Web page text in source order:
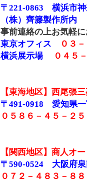
〒221-0863 横浜市神
（株）齊籐製作所内
事前連絡の上お気軽
東京オフィス
０３
横浜展示場
０４５
【東海地区】西尾張
〒491-0918 愛知県一
０５８６－４５－２
【関西地区】商人オ
〒590-0524 大阪府泉
０７２－４８３－８